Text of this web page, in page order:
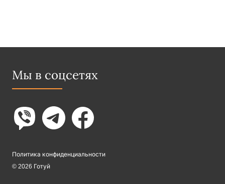
Мы в соцсетях
Политика конфиденциальности
© 2026 Готуй